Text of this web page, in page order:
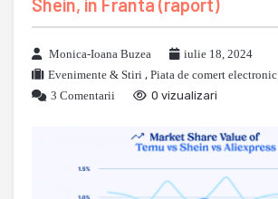
Shein, in Franta (raport)
Monica-Ioana Buzea
iulie 18, 2024
Evenimente & Stiri , Piata de comert electronic
3 Comentarii
0 vizualizari